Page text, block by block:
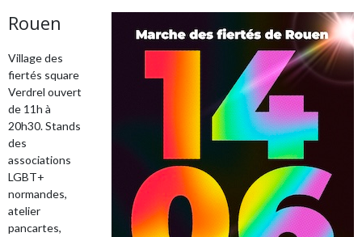
Rouen
Village des
fiertés square
Verdrel ouvert
de 11h à
20h30. Stands
des
associations
LGBT+
normandes,
atelier
pancartes,